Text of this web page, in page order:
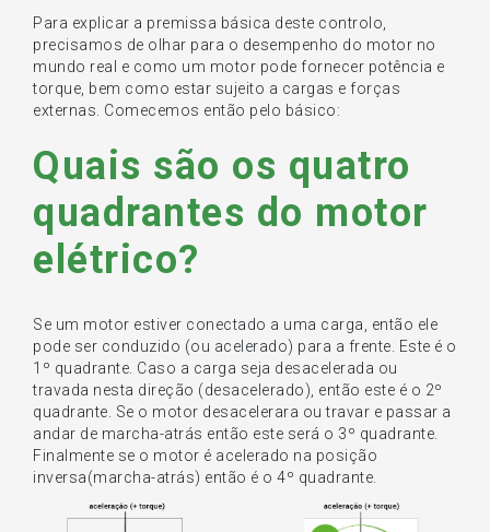
Para explicar a premissa básica deste controlo,
precisamos de olhar para o desempenho do motor no
mundo real e como um motor pode fornecer potência e
torque, bem como estar sujeito a cargas e forças
externas. Comecemos então pelo básico:
Quais são os quatro
quadrantes do motor
elétrico?
Se um motor estiver conectado a uma carga, então ele
pode ser conduzido (ou acelerado) para a frente. Este é o
1º quadrante. Caso a carga seja desacelerada ou
travada nesta direção (desacelerado), então este é o 2º
quadrante. Se o motor desacelerara ou travar e passar a
andar de marcha-atrás então este será o 3º quadrante.
Finalmente se o motor é acelerado na posição
inversa(marcha-atrás) então é o 4º quadrante.